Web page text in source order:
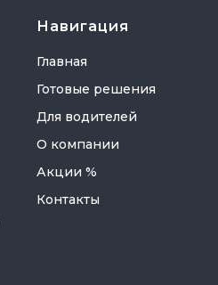
Навигация
Главная
Готовые решения
Для водителей
О компании
Акции %
Контакты